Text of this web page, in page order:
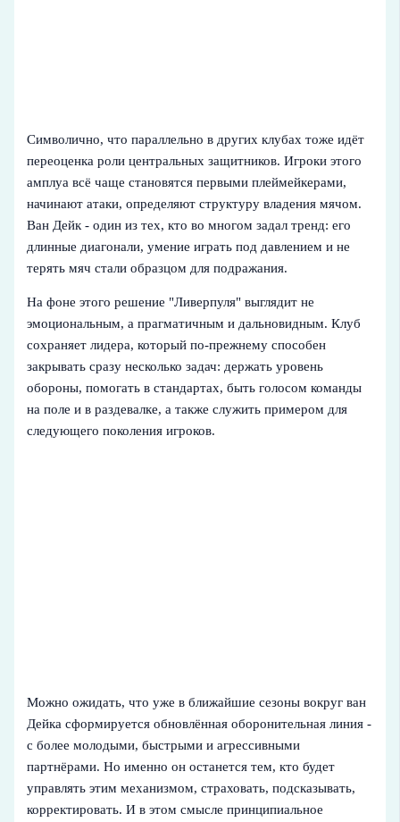
Символично, что параллельно в других клубах тоже идёт
переоценка роли центральных защитников. Игроки этого
амплуа всё чаще становятся первыми плеймейкерами,
начинают атаки, определяют структуру владения мячом.
Ван Дейк - один из тех, кто во многом задал тренд: его
длинные диагонали, умение играть под давлением и не
терять мяч стали образцом для подражания.
На фоне этого решение "Ливерпуля" выглядит не
эмоциональным, а прагматичным и дальновидным. Клуб
сохраняет лидера, который по-прежнему способен
закрывать сразу несколько задач: держать уровень
обороны, помогать в стандартах, быть голосом команды
на поле и в раздевалке, а также служить примером для
следующего поколения игроков.
Можно ожидать, что уже в ближайшие сезоны вокруг ван
Дейка сформируется обновлённая оборонительная линия -
с более молодыми, быстрыми и агрессивными
партнёрами. Но именно он останется тем, кто будет
управлять этим механизмом, страховать, подсказывать,
корректировать. И в этом смысле принципиальное